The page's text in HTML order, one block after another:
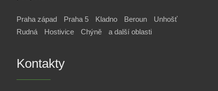
Praha západ Praha 5 Kladno Beroun
Unhošť
Rudná
Hostivice Chýně a další oblasti
Kontakty